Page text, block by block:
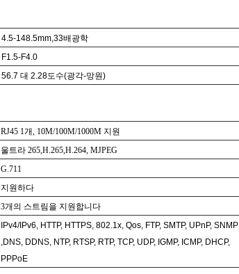
4.5-148.5mm,33배 광학
F1.5-F4.0
56.7 대 2.28도수(광각-망원)
RJ45 1개, 10M/100M/1000M 지원
울트라 265,H.265,H.264, MJPEG
G.711
지원하다
3개의 스트림을 지원합니다
IPv4/IPv6, HTTP, HTTPS, 802.1x, Qos, FTP, SMTP, UPnP, SNMP
,DNS, DDNS, NTP, RTSP, RTP, TCP, UDP, IGMP, ICMP, DHCP,
PPPoE